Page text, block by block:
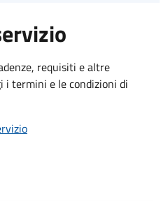
requisiti e altre
termini e le condizioni di